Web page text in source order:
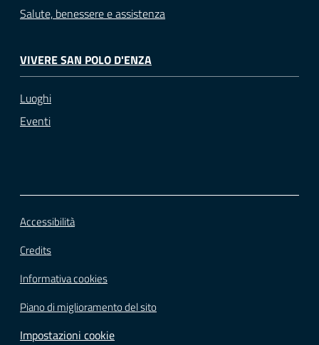
Salute, benessere e assistenza
VIVERE SAN POLO D'ENZA
Luoghi
Eventi
Accessibilità
Credits
Informativa cookies
Piano di miglioramento del sito
Impostazioni cookie